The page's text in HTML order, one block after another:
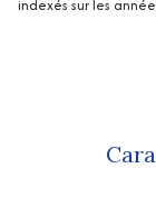
indexés sur les